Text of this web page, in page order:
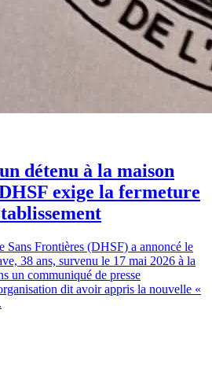
détenu à la maison
exige la fermeture
Sans Frontières (DHSF) a annoncé le
38 ans, survenu le 17 mai 2026 à la
un communiqué de presse
dit avoir appris la nouvelle «